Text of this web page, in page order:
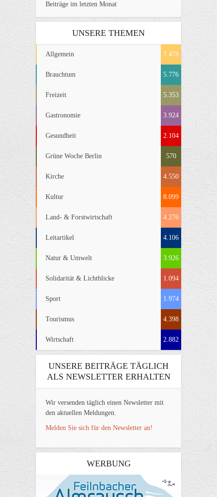
Beiträge im letzten Monat
UNSERE THEMEN
Allgemein 7.478
Brauchtum 5.776
Freizeit 5.353
Gastronomie 3.924
Gesundheit 2.104
Grüne Woche Berlin 570
Kirche 4.550
Kultur 8.099
Land- & Forstwirtschaft 4.276
Leitartikel 4.106
Natur & Umwelt 3.926
Solidarität & Lichtblicke 1.094
Sport 1.974
Tourismus 4.398
Wirtschaft 2.882
UNSERE BEITRÄGE TÄGLICH
ALS NEWSLETTER ERHALTEN
Wir versenden täglich einen Newsletter mit
den aktuellen Meldungen.
Melden Sie sich für den Newsletter an!
WERBUNG